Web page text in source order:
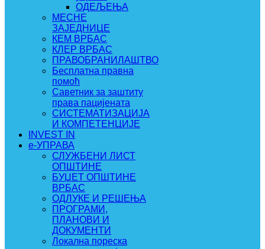
ОДЕЉЕЊА
МЕСНЕ
ЗАЈЕДНИЦЕ
КЕМ ВРБАС
КЛЕР ВРБАС
ПРАВОБРАНИЛАШТВО
Бесплатна правна
помоћ
Саветник за заштиту
права пацијената
СИСТЕМАТИЗАЦИЈА
И КОМПЕТЕНЦИЈЕ
INVEST IN
e-УПРАВА
СЛУЖБЕНИ ЛИСТ
ОПШТИНЕ
БУЏЕТ ОПШТИНЕ
ВРБАС
ОДЛУКЕ И РЕШЕЊА
ПРОГРАМИ,
ПЛАНОВИ И
ДОКУМЕНТИ
Локална пореска